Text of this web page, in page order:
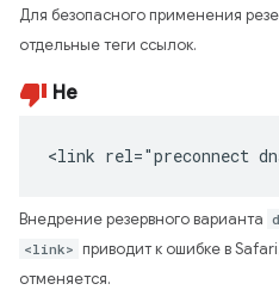
Для безопасного применения
отдельные теги ссылок.
Не
<link rel="preconnect
Внедрение резервного варианта
<link> приводит к ошибке в
отменяется.